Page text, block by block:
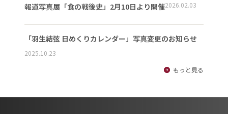
報道写真展「食の戦後史」2月10日より開催2026.02.03
「羽生結弦 日めくりカレンダー」写真変更のお知らせ
2025.10.23
もっと見る